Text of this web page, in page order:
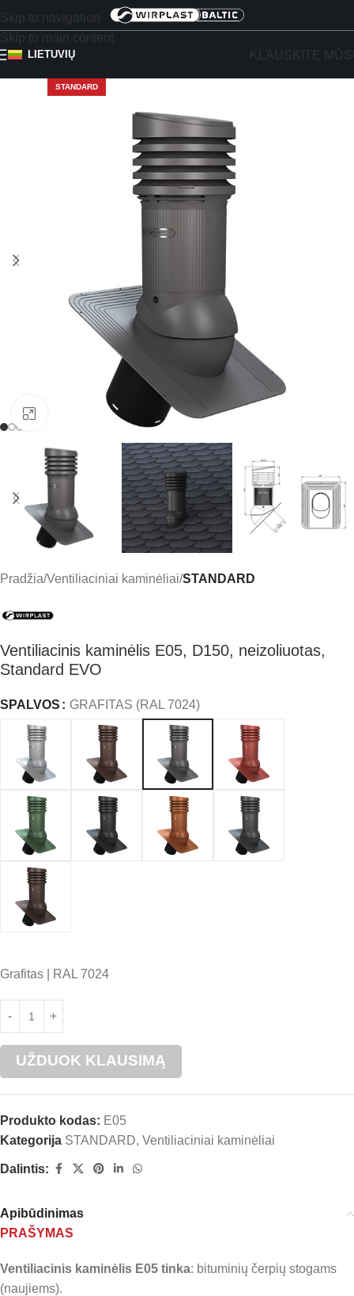
Skip to navigation
Skip to main content
LIETUVIŲ KLAUSKITE
STANDARD
Click to enlarge
Pradžia Ventiliaciniai kaminėliai STANDARD
Ventiliacinis kaminėlis E05, D150, neizoliuotas,
Standard EVO
SPALVOS GRAFITAS (RAL 7024)
Grafitas | RAL 7024
UŽDUOK KLAUSIMĄ
Produkto kodas: E05
Kategorija STANDARD, Ventiliaciniai kaminėliai
Dalintis:
Apibūdinimas
PRAŠYMAS
Ventiliacinis kaminėlis E05 tinka: bituminių čerpių stogams
(naujiems).